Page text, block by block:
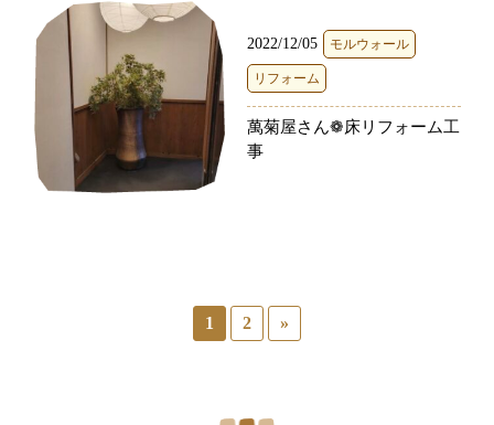
2022/12/05 モルウォール
リフォーム
萬菊屋さん❁床リフォーム工
事
1 2 »